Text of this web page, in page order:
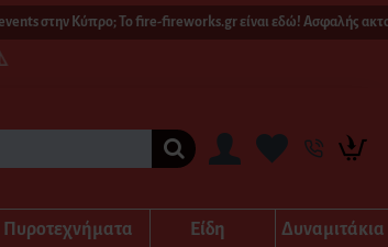
στην Κύπρο; Το fire-fireworks.gr είναι εδώ! Ασφαλής
Πυροτεχνήματα
Είδη